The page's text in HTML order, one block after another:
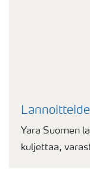
Yara Suomen
kuljettaa,